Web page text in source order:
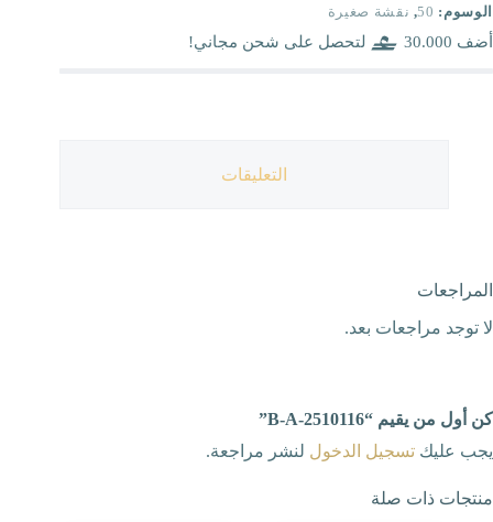
الوسوم: 50
, نقشة صغيرة
أضف 30.000 لتحصل على شحن مجاني!
التعليقات
المراجعات
لا توجد مراجعات بعد.
كن أول من يقيم “B-A-2510116”
يجب عليك تسجيل الدخول لنشر مراجعة.
منتجات ذات صلة